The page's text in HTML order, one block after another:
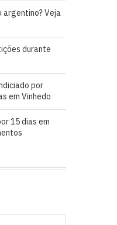
argentino? Veja
durante
por
em Vinhedo
15 dias em